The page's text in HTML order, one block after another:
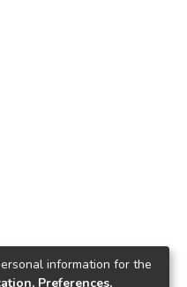
information for the
Preferences,